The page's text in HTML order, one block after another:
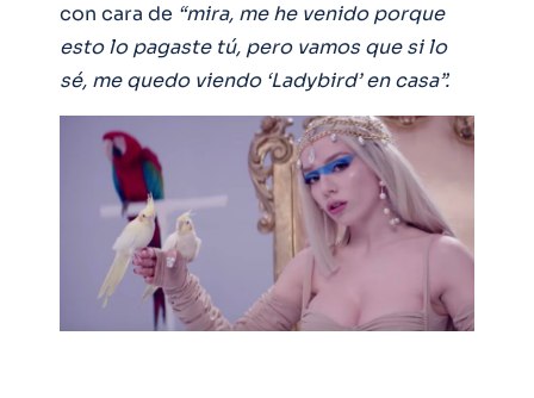
con cara de “mira, me he venido porque
esto lo pagaste tú, pero vamos que si lo
sé, me quedo viendo ‘Ladybird’ en casa”.